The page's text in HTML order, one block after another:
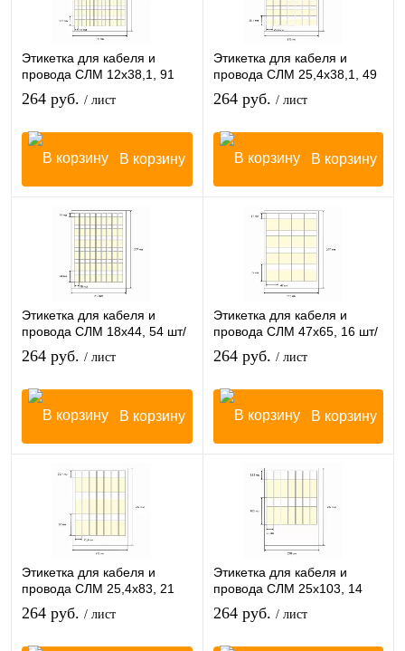
Этикетка для кабеля и
провода СЛМ 12х38,1, 91
шт/лист
264 руб. / лист
В корзину
Этикетка для кабеля и
провода СЛМ 25,4х38,1, 49
шт/лист
264 руб. / лист
В корзину
Этикетка для кабеля и
провода СЛМ 18х44, 54 шт/
лист
264 руб. / лист
В корзину
Этикетка для кабеля и
провода СЛМ 47х65, 16 шт/
лист
264 руб. / лист
В корзину
Этикетка для кабеля и
провода СЛМ 25,4х83, 21
шт/лист
264 руб. / лист
Этикетка для кабеля и
провода СЛМ 25х103, 14
шт/лист
264 руб. / лист